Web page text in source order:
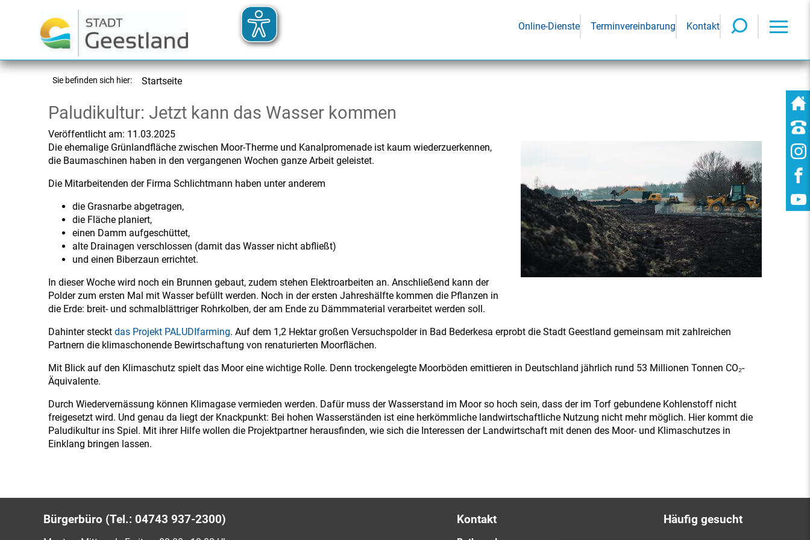
Online-Dienste Terminvereinbarung Kontakt
Sie befinden sich hier: Startseite
Paludikultur: Jetzt kann das Wasser kommen
Veröffentlicht am: 11.03.2025
Die ehemalige Grünlandfläche zwischen Moor-Therme und Kanalpromenade ist kaum wiederzuerkennen,
die Baumaschinen haben in den vergangenen Wochen ganze Arbeit geleistet.
Die Mitarbeitenden der Firma Schlichtmann haben unter anderem
die Grasnarbe abgetragen,
die Fläche planiert,
einen Damm aufgeschüttet,
alte Drainagen verschlossen (damit das Wasser nicht abfließt)
und einen Biberzaun errichtet.
In dieser Woche wird noch ein Brunnen gebaut, zudem stehen Elektroarbeiten an. Anschließend kann der
Polder zum ersten Mal mit Wasser befüllt werden. Noch in der ersten Jahreshälfte kommen die Pflanzen in
die Erde: breit- und schmalblättriger Rohrkolben, der am Ende zu Dämmmaterial verarbeitet werden soll.
Dahinter steckt das Projekt PALUDIfarming. Auf dem 1,2 Hektar großen Versuchspolder in Bad Bederkesa erprobt die Stadt Geestland gemeinsam mit zahlreichen
Partnern die klimaschonende Bewirtschaftung von renaturierten Moorflächen.
Mit Blick auf den Klimaschutz spielt das Moor eine wichtige Rolle. Denn trockengelegte Moorböden emittieren in Deutschland jährlich rund 53 Millionen Tonnen CO₂-
Äquivalente.
Durch Wiedervernässung können Klimagase vermieden werden. Dafür muss der Wasserstand im Moor so hoch sein, dass der im Torf gebundene Kohlenstoff nicht
freigesetzt wird. Und genau da liegt der Knackpunkt: Bei hohen Wasserständen ist eine herkömmliche landwirtschaftliche Nutzung nicht mehr möglich. Hier kommt die
Paludikultur ins Spiel. Mit ihrer Hilfe wollen die Projektpartner herausfinden, wie sich die Interessen der Landwirtschaft mit denen des Moor- und Klimaschutzes in
Einklang bringen lassen.
Bürgerbüro (Tel.: 04743 937-2300) Kontakt Häufig gesucht